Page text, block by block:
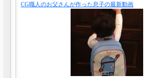
CG職人のお父さんが作った息子の最新動画